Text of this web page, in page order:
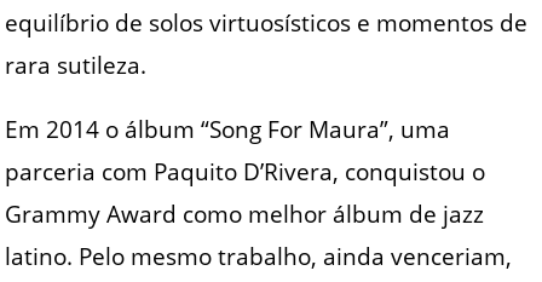
equilíbrio de solos virtuosísticos e momentos de
rara sutileza.
Em 2014 o álbum “Song For Maura”, uma
parceria com Paquito D’Rivera, conquistou o
Grammy Award como melhor álbum de jazz
latino. Pelo mesmo trabalho, ainda venceriam,